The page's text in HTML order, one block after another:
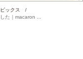
ピックス
/
た｜macaron ...